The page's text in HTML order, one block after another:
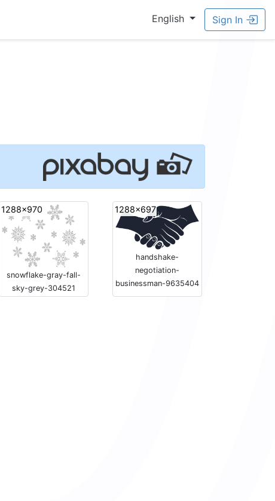
English Sign In
1288x970
snowflake-gray-fall-
sky-grey-304521
1288x697
handshake-
negotiation-
businessman-9635404